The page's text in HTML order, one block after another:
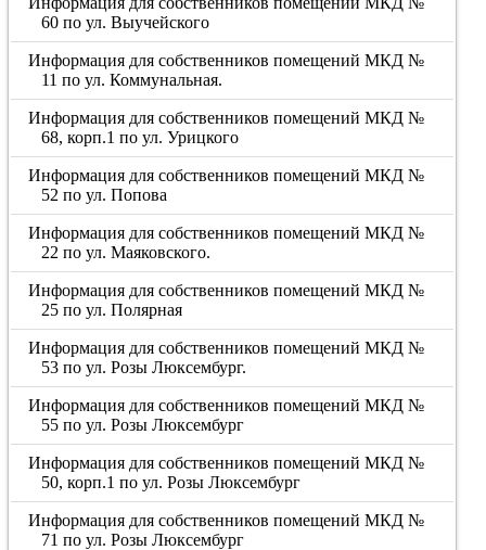
60 по ул. Выучейского
Информация для собственников помещений МКД №
11 по ул. Коммунальная.
Информация для собственников помещений МКД №
68, корп.1 по ул. Урицкого
Информация для собственников помещений МКД №
52 по ул. Попова
Информация для собственников помещений МКД №
22 по ул. Маяковского.
Информация для собственников помещений МКД №
25 по ул. Полярная
Информация для собственников помещений МКД №
53 по ул. Розы Люксембург.
Информация для собственников помещений МКД №
55 по ул. Розы Люксембург
Информация для собственников помещений МКД №
50, корп.1 по ул. Розы Люксембург
Информация для собственников помещений МКД №
71 по ул. Розы Люксембург